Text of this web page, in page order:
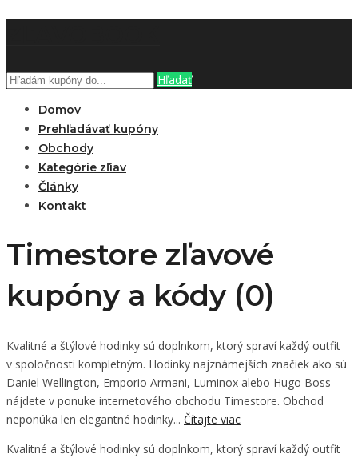
Hľadať
Domov
Prehľadávať kupóny
Obchody
Kategórie zľiav
Články
Kontakt
Timestore zľavové
kupóny a kódy (0)
Kvalitné a štýlové hodinky sú doplnkom, ktorý spraví každý outfit
v spoločnosti kompletným. Hodinky najznámejších značiek ako sú
Daniel Wellington, Emporio Armani, Luminox alebo Hugo Boss
nájdete v ponuke internetového obchodu Timestore. Obchod
neponúka len elegantné hodinky... Čítajte viac
Kvalitné a štýlové hodinky sú doplnkom, ktorý spraví každý outfit